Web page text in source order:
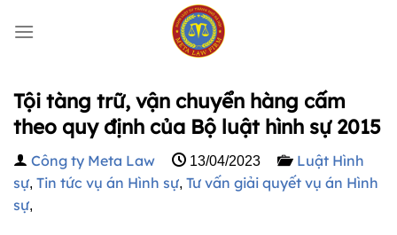
qua
Tội tàng trữ, vận chuyển hàng cấm
theo quy định của Bộ luật hình sự 2015
Công ty Meta Law 13/04/2023
Luật Hình
sự, Tin tức vụ án Hình sự, Tư vấn giải quyết vụ án Hình
sự,